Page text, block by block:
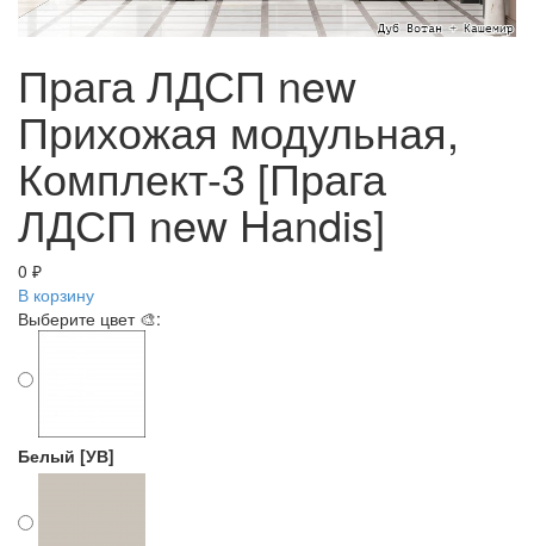
Прага ЛДСП new
Прихожая модульная,
Комплект-3 [Прага
ЛДСП new Handis]
0 ₽
В корзину
Выберите цвет 🎨:
Белый [УВ]